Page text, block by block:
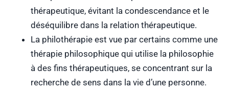
thérapeutique, évitant la condescendance et le
déséquilibre dans la relation thérapeutique.
La philothérapie est vue par certains comme une
thérapie philosophique qui utilise la philosophie
à des fins thérapeutiques, se concentrant sur la
recherche de sens dans la vie d’une personne.